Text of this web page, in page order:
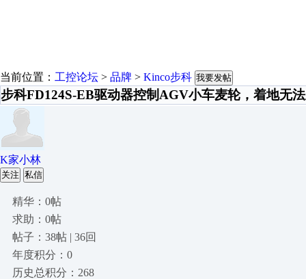
当前位置： 工控论坛 > 品牌 > Kinco步科 我要发帖
步科FD124S-EB驱动器控制AGV小车麦轮，着地无
K家小林
关注 私信
精华：0帖
求助：0帖
帖子：38帖 | 36回
年度积分：0
历史总积分：268